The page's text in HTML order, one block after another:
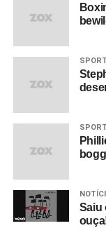
Saiu